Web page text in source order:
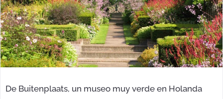
De Buitenplaats, un museo muy verde en Holanda